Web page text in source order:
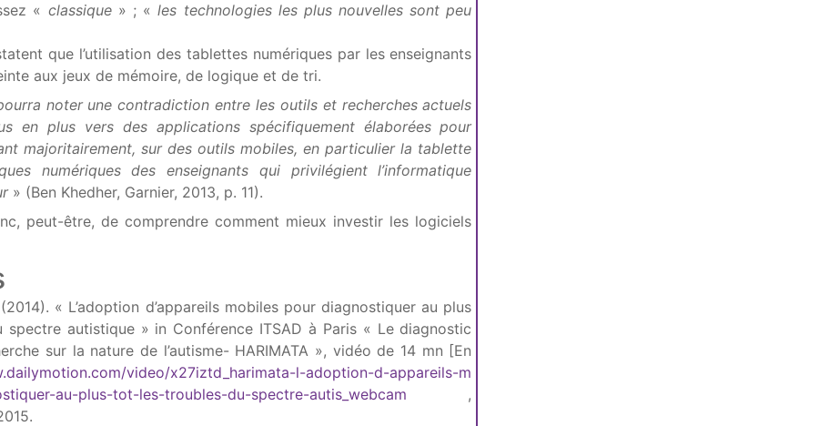
« classique» ; «les technologies les plus nouvelles sont peu
que l’utilisation des tablettes numériques par les enseignants
aux jeux de mémoire, de logique et de tri.
noter une contradiction entre les outils et recherches actuels
en plus vers des applications spécifiquement élaborées pour
majoritairement, sur des outils mobiles, en particulier la tablette
numériques des enseignants qui privilégient l’informatique
» (Ben Khedher, Garnier, 2013, p. 11).
peut-être, de comprendre comment mieux investir les logiciels
« L’adoption d’appareils mobiles pour diagnostiquer au plus
autistique » in Conférence ITSAD à Paris « Le diagnostic
sur la nature de l’autisme- HARIMATA », vidéo de 14 mn [En
video/x27iztd_harimata-l-adoption-d-appareils-m
au-plus-tot-les-troubles-du-spectre-autis_webcam ,